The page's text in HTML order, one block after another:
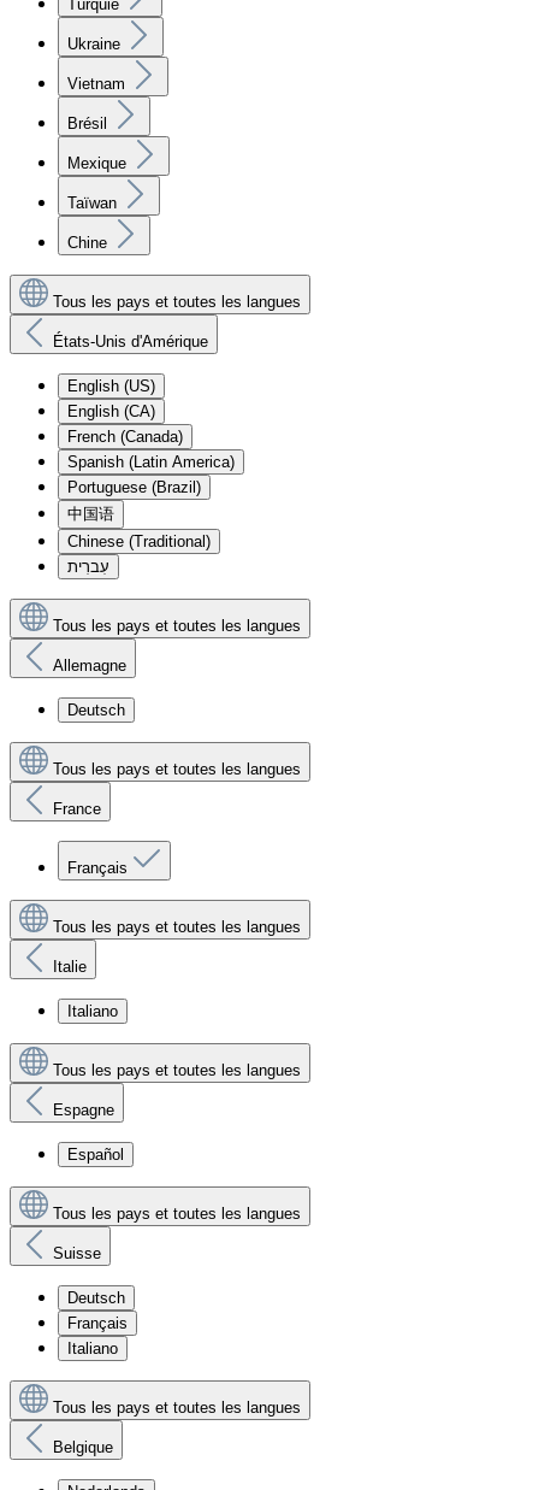
Turquie
Ukraine
Vietnam
Brésil
Mexique
Taïwan
Chine
Tous les pays et toutes les langues
États-Unis d'Amérique
English (US)
English (CA)
French (Canada)
Spanish (Latin America)
Portuguese (Brazil)
中国语
Chinese (Traditional)
עִברִית
Tous les pays et toutes les langues
Allemagne
Deutsch
Tous les pays et toutes les langues
France
Français
Tous les pays et toutes les langues
Italie
Italiano
Tous les pays et toutes les langues
Espagne
Español
Tous les pays et toutes les langues
Suisse
Deutsch
Français
Italiano
Tous les pays et toutes les langues
Belgique